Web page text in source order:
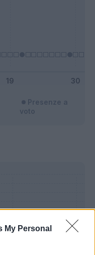
My Personal
Presenze a
voto